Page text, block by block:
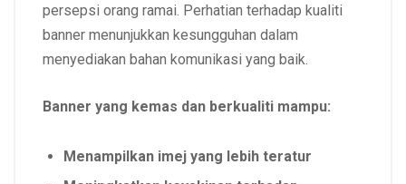
persepsi orang ramai. Perhatian terhadap kualiti
banner menunjukkan kesungguhan dalam
menyediakan bahan komunikasi yang baik.
Banner yang kemas dan berkualiti mampu:
Menampilkan imej yang lebih teratur